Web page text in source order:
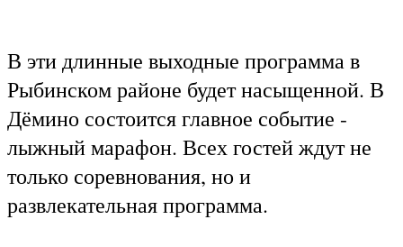
В эти длинные выходные программа в
Рыбинском районе будет насыщенной. В
Дёмино состоится главное событие -
лыжный марафон. Всех гостей ждут не
только соревнования, но и
развлекательная программа.